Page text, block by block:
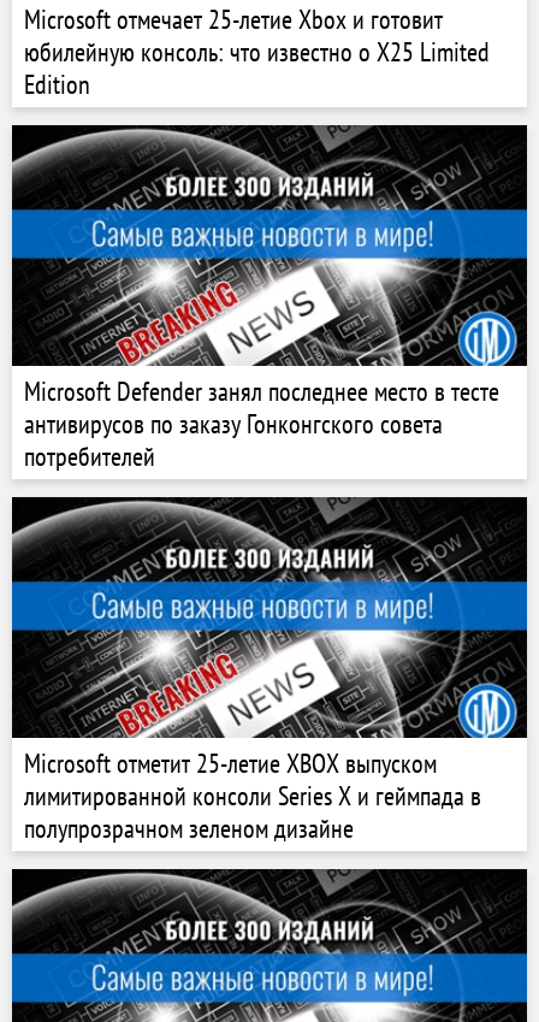
Microsoft отмечает 25-летие Xbox и готовит
юбилейную консоль: что известно о X25 Limited
Edition
Microsoft Defender занял последнее место в тесте
антивирусов по заказу Гонконгского совета
потребителей
Microsoft отметит 25-летие XBOX выпуском
лимитированной консоли Series X и геймпада в
полупрозрачном зеленом дизайне